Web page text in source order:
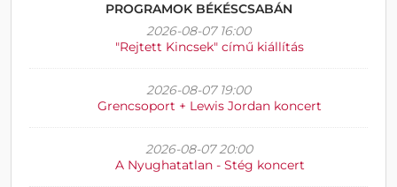
PROGRAMOK BÉKÉSCSABÁN
2026-08-07 16:00
"Rejtett Kincsek" című kiállítás
2026-08-07 19:00
Grencsoport + Lewis Jordan koncert
2026-08-07 20:00
A Nyughatatlan - Stég koncert